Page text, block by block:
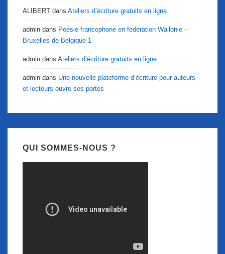
ALIBERT dans Ateliers d’écriture gratuits en ligne
admin dans Poésie francophone en fédération Wallonie –
Bruxelles de Belgique 1
admin dans Ateliers d’écriture gratuits en ligne
admin dans Une nouvelle plateforme d’écriture pour auteurs
et lecteurs ouvre ses portes
QUI SOMMES-NOUS ?